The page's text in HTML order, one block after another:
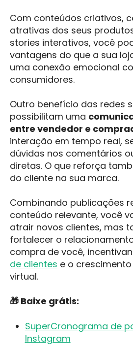
Com conteúdos criativos,
atrativas dos seus
stories interativos, você
vantagens do que a sua
uma conexão emocional
consumidores.
Outro benefício das redes
possibilitam uma
entre vendedor e
interação em tempo real,
dúvidas nos comentários
diretas. O que reforça
do cliente na sua marca.
Combinando publicações
conteúdo relevante, você
atrair novos clientes, mas
fortalecer o
compra de você,
de clientes e o
virtual.
🎁 Baixe grátis:
SuperCronograma de
Instagram